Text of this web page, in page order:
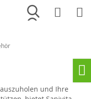
Merkliste
und Ihre